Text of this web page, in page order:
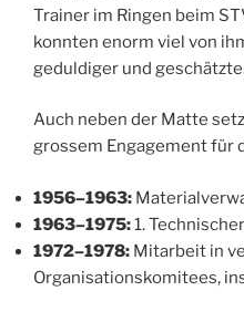
Trainer im Ringen beim
konnten enorm viel von
geduldiger und
Auch neben der Matte
grossem Engagement für
1956–1963:
1963–1975:1.
1972–1978: Mitarbeit in
Organisationskomitees,